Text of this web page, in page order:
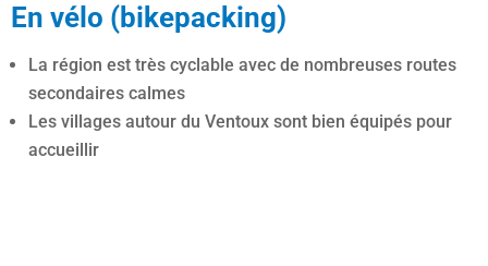
En vélo (bikepacking)
La région est très cyclable avec de nombreuses routes
secondaires calmes
Les villages autour du Ventoux sont bien équipés pour
accueillir